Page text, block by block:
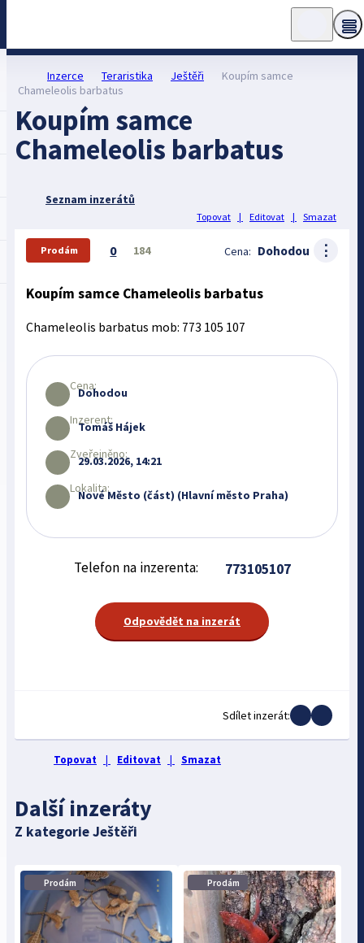
Inzerce Teraristika Ještěři
Koupím samce
Chameleolis barbatus
Koupím samce
Chameleolis barbatus
Seznam inzerátů
Topovat | Editovat | Smazat
Prodám 0 184 Cena: Dohodou ⋮
Koupím samce Chameleolis barbatus
Chameleolis barbatus mob: 773 105 107
Cena:
Dohodou
Inzerent:
Tomáš Hájek
Zveřejněno:
29.03.2026, 14:21
Lokalita:
Nové Město (část) (Hlavní město Praha)
Telefon na inzerenta: 773105107
Odpovědět na inzerát
Sdílet inzerát:
Topovat | Editovat | Smazat
Další inzeráty
Z kategorie Ještěři
Prodám ⋮ Prodám ⋮